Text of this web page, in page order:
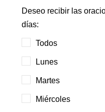
Deseo recibir las
días:
Todos
Lunes
Martes
Miércoles